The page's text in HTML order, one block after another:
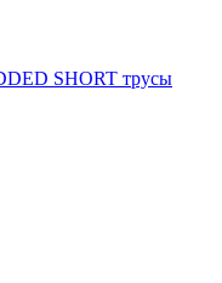
SHORT трусы